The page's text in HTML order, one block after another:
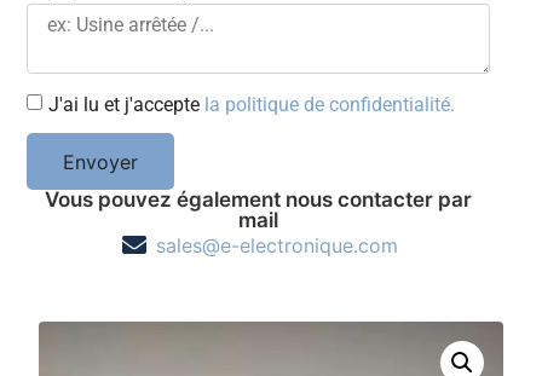
J'ai lu et j'accepte la politique de confidentialité.
Envoyer
Vous pouvez également nous contacter par
mail
sales@e-electronique.com